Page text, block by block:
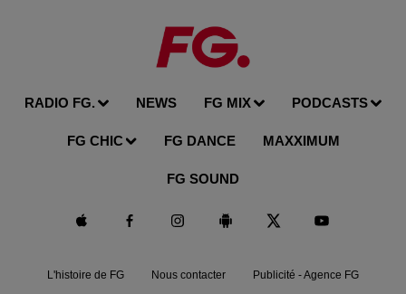
RADIO FG. NEWS FG MIX PODCASTS
FG CHIC FG DANCE MAXXIMUM
FG SOUND
L'histoire de FG Nous contacter Publicité - Agence FG